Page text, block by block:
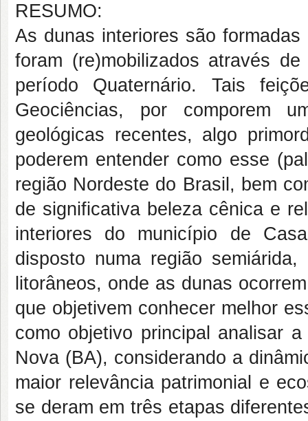
RESUMO:
As dunas interiores são
foram (re)mobilizados através
período Quaternário. Tais
Geociências, por comporem
geológicas recentes, algo
poderem entender como esse
região Nordeste do Brasil, bem
de significativa beleza cênica e
interiores do município de
disposto numa região
litorâneos, onde as dunas
que objetivem conhecer melhor
como objetivo principal analisar
Nova (BA), considerando a
maior relevância patrimonial e
se deram em três etapas